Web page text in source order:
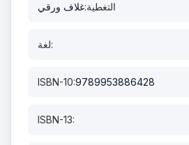
التغطية:غلاف ورقي
لغة:
ISBN-10:9789953886428
ISBN-13: